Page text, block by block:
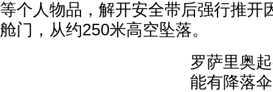
等个人物品，解开安全带后强行推开
舱门，从约250米高空坠落。
罗萨里奥
能有降落